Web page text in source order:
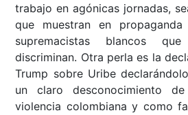
trabajo en agónicas jornadas,
que muestran en
supremacistas blancos
discriminan. Otra perla es la
Trump sobre Uribe
un claro desconocimiento
violencia colombiana y como